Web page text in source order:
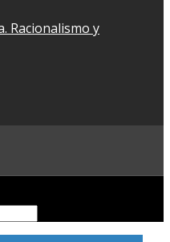
Racionalismo y